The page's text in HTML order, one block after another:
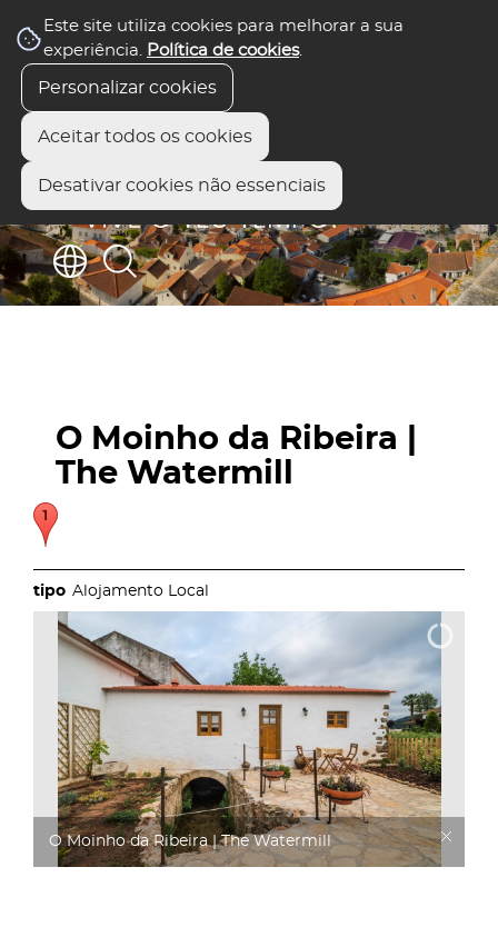
Este site utiliza cookies para melhorar a sua
experiência. Política de cookies.
Personalizar cookies
Aceitar todos os cookies
Desativar cookies não essenciais
O Moinho da Ribeira |
The Watermill
Alojamento Local
O Moinho da Ribeira | The Watermill